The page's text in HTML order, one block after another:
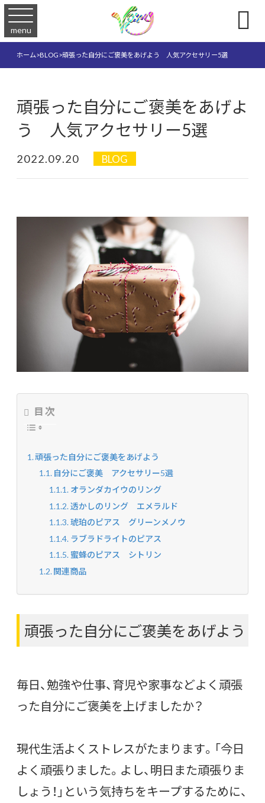
menu 
ホーム>BLOG>頑張った自分にご褒美をあげよう 人気アクセサリー5選
頑張った自分にご褒美をあげよ
う 人気アクセサリー5選
2022.09.20 BLOG
目次
頑張った自分にご褒美をあげよう
自分にご褒美 アクセサリー5選
オランダカイウのリング
透かしのリング エメラルド
琥珀のピアス グリーンメノウ
ラブラドライトのピアス
蜜蜂のピアス シトリン
関連商品
頑張った自分にご褒美をあげよう
毎日、勉強や仕事、育児や家事などよく頑張
った自分にご褒美を上げましたか？
現代生活よくストレスがたまります。「今日
よく頑張りました。よし、明日また頑張りま
しょう！」という気持ちをキープするために、